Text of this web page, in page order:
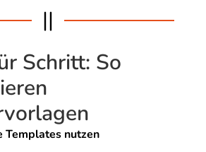
||
Schritt: So
Templates nutzen